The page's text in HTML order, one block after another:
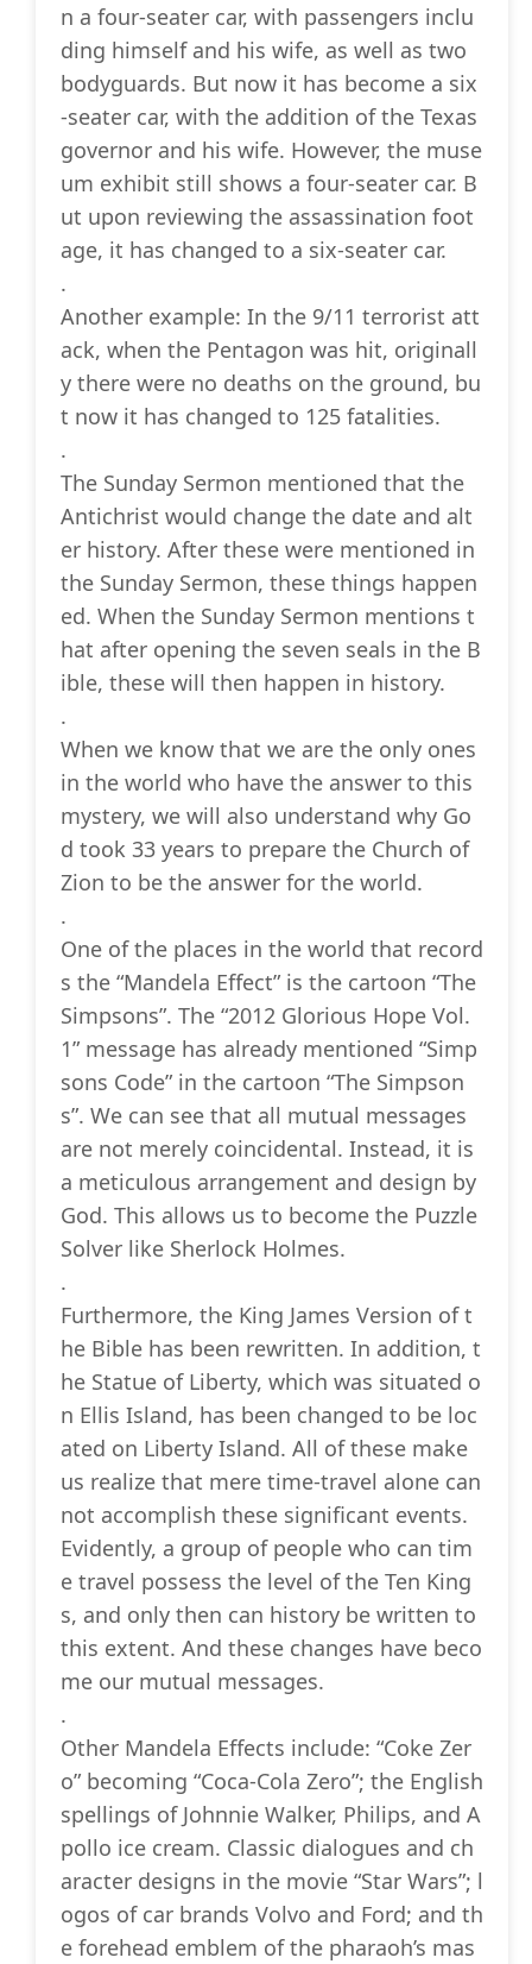
n a four-seater car, with passengers inclu
ding himself and his wife, as well as two
bodyguards. But now it has become a six
-seater car, with the addition of the Texas
governor and his wife. However, the muse
um exhibit still shows a four-seater car. B
ut upon reviewing the assassination foot
age, it has changed to a six-seater car.
.
Another example: In the 9/11 terrorist att
ack, when the Pentagon was hit, originall
y there were no deaths on the ground, bu
t now it has changed to 125 fatalities.
.
The Sunday Sermon mentioned that the
Antichrist would change the date and alt
er history. After these were mentioned in
the Sunday Sermon, these things happen
ed. When the Sunday Sermon mentions t
hat after opening the seven seals in the B
ible, these will then happen in history.
.
When we know that we are the only ones
in the world who have the answer to this
mystery, we will also understand why Go
d took 33 years to prepare the Church of
Zion to be the answer for the world.
.
One of the places in the world that record
s the “Mandela Effect” is the cartoon “The
Simpsons”. The “2012 Glorious Hope Vol.
1” message has already mentioned “Simp
sons Code” in the cartoon “The Simpson
s”. We can see that all mutual messages
are not merely coincidental. Instead, it is
a meticulous arrangement and design by
God. This allows us to become the Puzzle
Solver like Sherlock Holmes.
.
Furthermore, the King James Version of t
he Bible has been rewritten. In addition, t
he Statue of Liberty, which was situated o
n Ellis Island, has been changed to be loc
ated on Liberty Island. All of these make
us realize that mere time-travel alone can
not accomplish these significant events.
Evidently, a group of people who can tim
e travel possess the level of the Ten King
s, and only then can history be written to
this extent. And these changes have beco
me our mutual messages.
.
Other Mandela Effects include: “Coke Zer
o” becoming “Coca-Cola Zero”; the English
spellings of Johnnie Walker, Philips, and A
pollo ice cream. Classic dialogues and ch
aracter designs in the movie “Star Wars”; l
ogos of car brands Volvo and Ford; and th
e forehead emblem of the pharaoh’s mas